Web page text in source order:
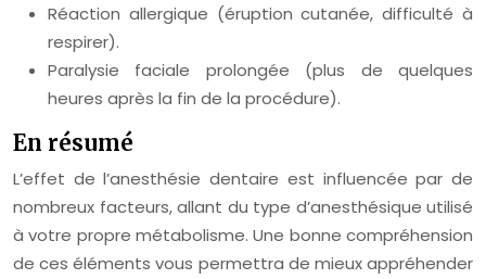
Réaction allergique (éruption cutanée, difficulté à
respirer).
Paralysie faciale prolongée (plus de quelques
heures après la fin de la procédure).
En résumé
L’effet de l’anesthésie dentaire est influencée par de
nombreux facteurs, allant du type d’anesthésique utilisé
à votre propre métabolisme. Une bonne compréhension
de ces éléments vous permettra de mieux appréhender